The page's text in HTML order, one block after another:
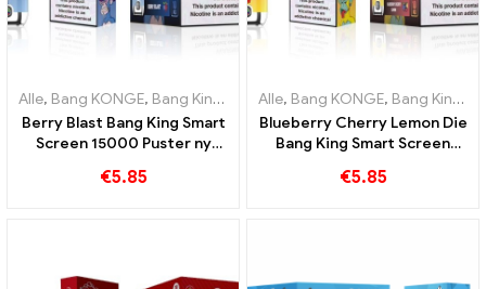
Alle, Bang KONGE, Bang King Smart skærm 15000 Puff ,Engangs
Berry Blast Bang King Smart
Screen 15000 Puster ny
cigaret
€5.85
Alle, Bang KONGE, Bang King Smart skærm 15000 Puff
Blueberry Cherry Lemon Die
Bang King Smart Screen
over en innovativ e-cigaret
€5.85